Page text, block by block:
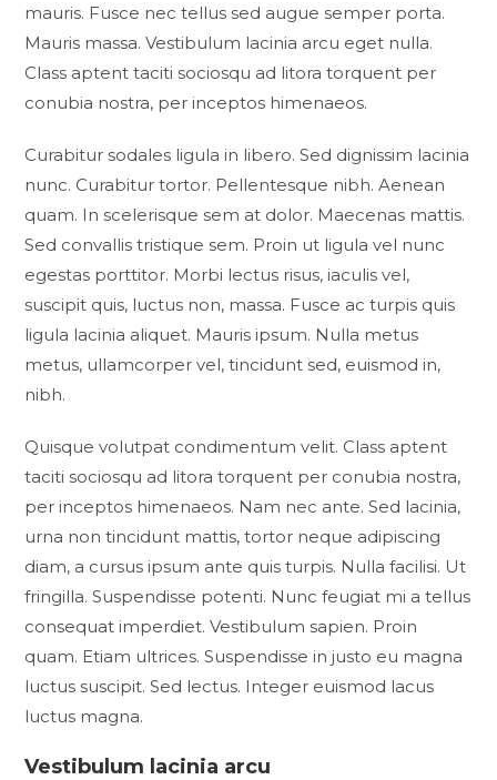
mauris. Fusce nec tellus sed augue semper porta.
Mauris massa. Vestibulum lacinia arcu eget nulla.
Class aptent taciti sociosqu ad litora torquent per
conubia nostra, per inceptos himenaeos.
Curabitur sodales ligula in libero. Sed dignissim lacinia
nunc. Curabitur tortor. Pellentesque nibh. Aenean
quam. In scelerisque sem at dolor. Maecenas mattis.
Sed convallis tristique sem. Proin ut ligula vel nunc
egestas porttitor. Morbi lectus risus, iaculis vel,
suscipit quis, luctus non, massa. Fusce ac turpis quis
ligula lacinia aliquet. Mauris ipsum. Nulla metus
metus, ullamcorper vel, tincidunt sed, euismod in,
nibh.
Quisque volutpat condimentum velit. Class aptent
taciti sociosqu ad litora torquent per conubia nostra,
per inceptos himenaeos. Nam nec ante. Sed lacinia,
urna non tincidunt mattis, tortor neque adipiscing
diam, a cursus ipsum ante quis turpis. Nulla facilisi. Ut
fringilla. Suspendisse potenti. Nunc feugiat mi a tellus
consequat imperdiet. Vestibulum sapien. Proin
quam. Etiam ultrices. Suspendisse in justo eu magna
luctus suscipit. Sed lectus. Integer euismod lacus
luctus magna.
Vestibulum lacinia arcu